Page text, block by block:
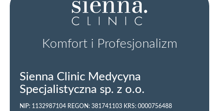
Komfort i Profesjonalizm
Sienna Clinic Medycyna
Specjalistyczna sp. z o.o.
NIP: 1132987104 REGON: 381741103 KRS: 0000756488